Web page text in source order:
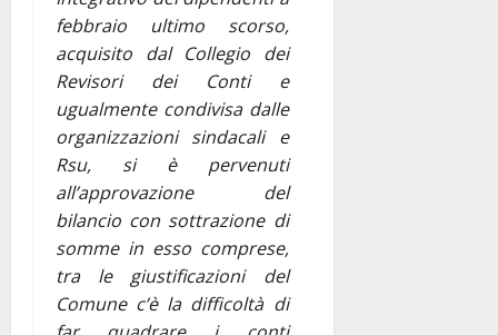
febbraio ultimo scorso,
acquisito dal Collegio dei
Revisori dei Conti e
ugualmente condivisa dalle
organizzazioni sindacali e
Rsu, si è pervenuti
all’approvazione del
bilancio con sottrazione di
somme in esso comprese,
tra le giustificazioni del
Comune c’è la difficoltà di